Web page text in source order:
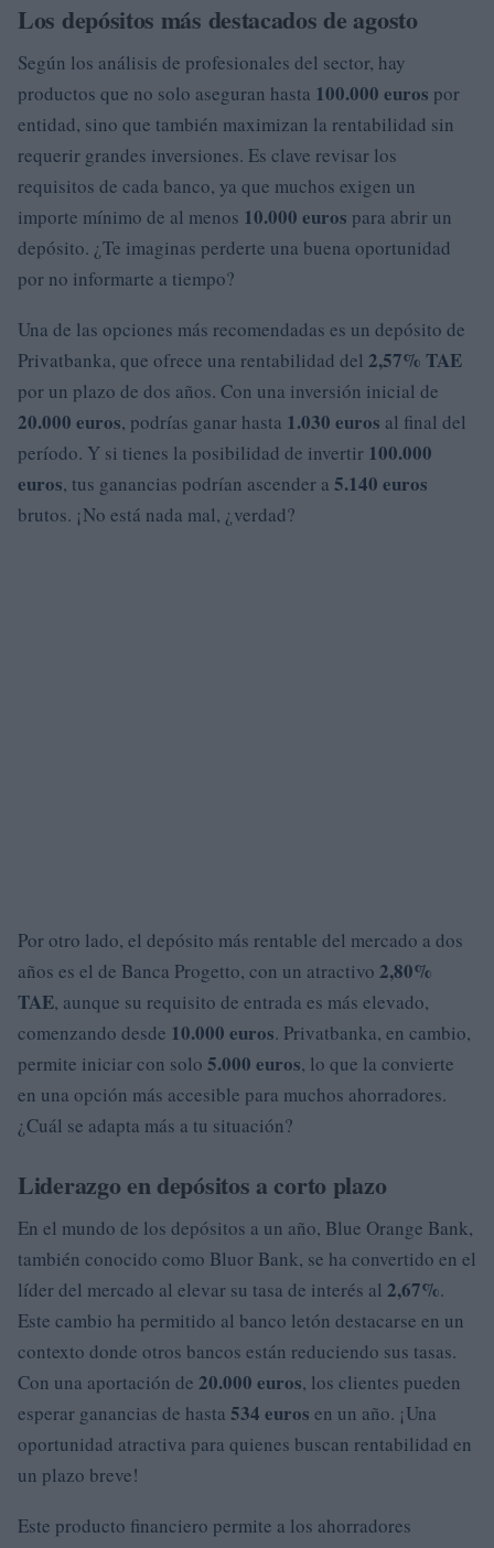
Los depósitos más destacados de agosto
Según los análisis de profesionales del sector, hay
productos que no solo aseguran hasta 100.000 euros por
entidad, sino que también maximizan la rentabilidad sin
requerir grandes inversiones. Es clave revisar los
requisitos de cada banco, ya que muchos exigen un
importe mínimo de al menos 10.000 euros para abrir un
depósito. ¿Te imaginas perderte una buena oportunidad
por no informarte a tiempo?
Una de las opciones más recomendadas es un depósito de
Privatbanka, que ofrece una rentabilidad del 2,57% TAE
por un plazo de dos años. Con una inversión inicial de
20.000 euros, podrías ganar hasta 1.030 euros al final del
período. Y si tienes la posibilidad de invertir 100.000
euros, tus ganancias podrían ascender a 5.140 euros
brutos. ¡No está nada mal, ¿verdad?
Por otro lado, el depósito más rentable del mercado a dos
años es el de Banca Progetto, con un atractivo 2,80%
TAE, aunque su requisito de entrada es más elevado,
comenzando desde 10.000 euros. Privatbanka, en cambio,
permite iniciar con solo 5.000 euros, lo que la convierte
en una opción más accesible para muchos ahorradores.
¿Cuál se adapta más a tu situación?
Liderazgo en depósitos a corto plazo
En el mundo de los depósitos a un año, Blue Orange Bank,
también conocido como Bluor Bank, se ha convertido en el
líder del mercado al elevar su tasa de interés al 2,67%.
Este cambio ha permitido al banco letón destacarse en un
contexto donde otros bancos están reduciendo sus tasas.
Con una aportación de 20.000 euros, los clientes pueden
esperar ganancias de hasta 534 euros en un año. ¡Una
oportunidad atractiva para quienes buscan rentabilidad en
un plazo breve!
Este producto financiero permite a los ahorradores